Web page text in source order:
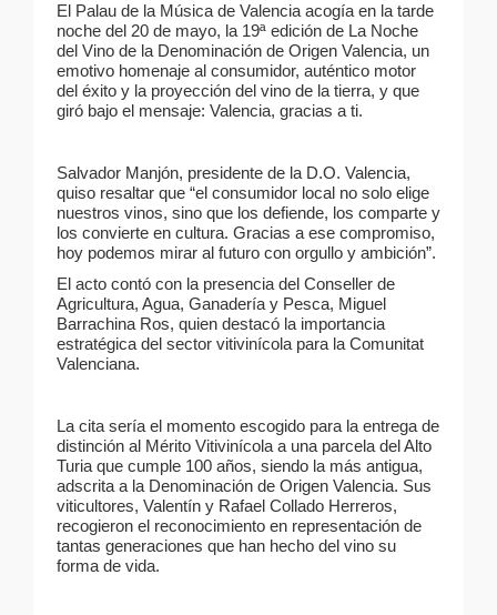
El Palau de la Música de Valencia acogía en la tarde
noche del 20 de mayo, la 19ª edición de La Noche
del Vino de la Denominación de Origen Valencia, un
emotivo homenaje al consumidor, auténtico motor
del éxito y la proyección del vino de la tierra, y que
giró bajo el mensaje: Valencia, gracias a ti.
Salvador Manjón, presidente de la D.O. Valencia,
quiso resaltar que “el consumidor local no solo elige
nuestros vinos, sino que los defiende, los comparte y
los convierte en cultura. Gracias a ese compromiso,
hoy podemos mirar al futuro con orgullo y ambición”.
El acto contó con la presencia del Conseller de
Agricultura, Agua, Ganadería y Pesca, Miguel
Barrachina Ros, quien destacó la importancia
estratégica del sector vitivinícola para la Comunitat
Valenciana.
La cita sería el momento escogido para la entrega de
distinción al Mérito Vitivinícola a una parcela del Alto
Turia que cumple 100 años, siendo la más antigua,
adscrita a la Denominación de Origen Valencia. Sus
viticultores, Valentín y Rafael Collado Herreros,
recogieron el reconocimiento en representación de
tantas generaciones que han hecho del vino su
forma de vida.